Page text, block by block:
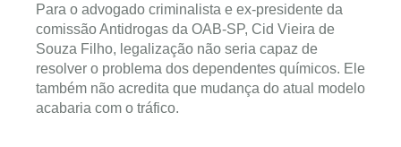
Para o advogado criminalista e ex-presidente da
comissão Antidrogas da OAB-SP, Cid Vieira de
Souza Filho, legalização não seria capaz de
resolver o problema dos dependentes químicos. Ele
também não acredita que mudança do atual modelo
acabaria com o tráfico.